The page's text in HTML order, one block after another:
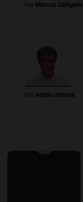
Por Marcos Calligaris
Por Adrián Simioni